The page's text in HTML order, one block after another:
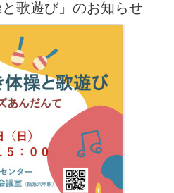
と歌遊び」のお知らせ